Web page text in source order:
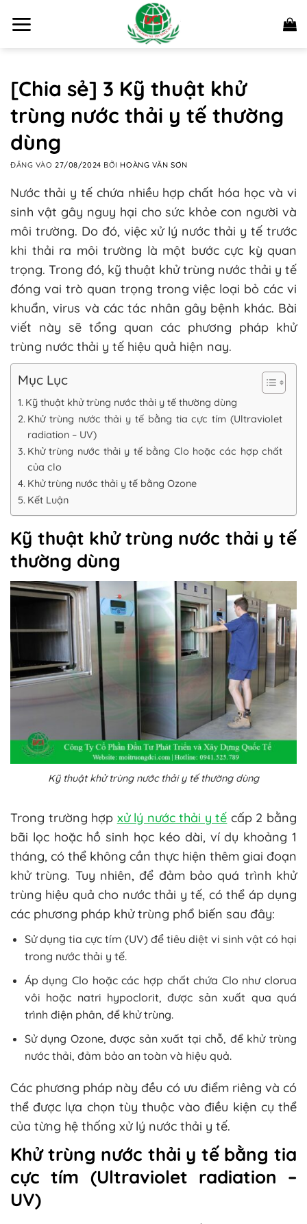
qua
[Chia sẻ] 3 Kỹ thuật khử
trùng nước thải y tế thường
dùng
ĐĂNG VÀO27/08/2024 BỞI HOÀNG VĂN SƠN
Nước thải y tế chứa nhiều hợp chất hóa học và vi
sinh vật gây nguy hại cho sức khỏe con người và
môi trường. Do đó, việc xử lý nước thải y tế trước
khi thải ra môi trường là một bước cực kỳ quan
trọng. Trong đó, kỹ thuật khử trùng nước thải y tế
đóng vai trò quan trọng trong việc loại bỏ các vi
khuẩn, virus và các tác nhân gây bệnh khác. Bài
viết này sẽ tổng quan các phương pháp khử
trùng nước thải y tế hiệu quả hiện nay.
Mục Lục
Kỹ thuật khử trùng nước thải y tế thường dùng
Khử trùng nước thải y tế bằng tia cực tím (Ultraviolet
radiation – UV)
Khử trùng nước thải y tế bằng Clo hoặc các hợp chất
của clo
Khử trùng nước thải y tế bằng Ozone
Kết Luận
Kỹ thuật khử trùng nước thải y tế
thường dùng
Kỹ thuật khử trùng nước thải y tế thường dùng
Trong trường hợp xử lý nước thải y tế cấp 2 bằng
bãi lọc hoặc hồ sinh học kéo dài, ví dụ khoảng 1
tháng, có thể không cần thực hiện thêm giai đoạn
khử trùng. Tuy nhiên, để đảm bảo quá trình khử
trùng hiệu quả cho nước thải y tế, có thể áp dụng
các phương pháp khử trùng phổ biến sau đây:
Sử dụng tia cực tím (UV) để tiêu diệt vi sinh vật có hại
trong nước thải y tế.
Áp dụng Clo hoặc các hợp chất chứa Clo như clorua
vôi hoặc natri hypoclorit, được sản xuất qua quá
trình điện phân, để khử trùng.
Sử dụng Ozone, được sản xuất tại chỗ, để khử trùng
nước thải, đảm bảo an toàn và hiệu quả.
Các phương pháp này đều có ưu điểm riêng và có
thể được lựa chọn tùy thuộc vào điều kiện cụ thể
của từng hệ thống xử lý nước thải y tế.
Khử trùng nước thải y tế bằng tia
cực tím (Ultraviolet radiation –
UV)